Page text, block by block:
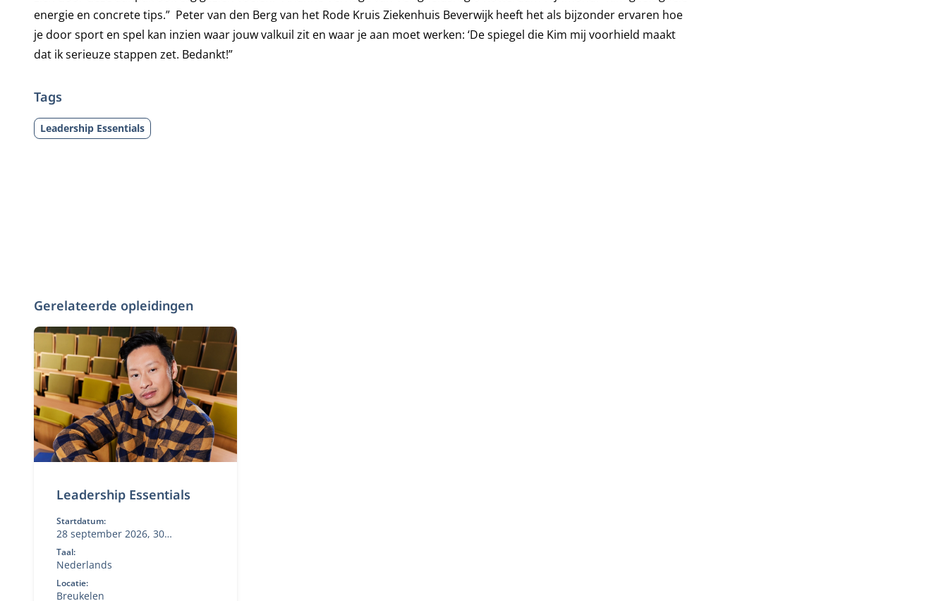
energie en concrete tips.” Peter van den Berg van het Rode Kruis Ziekenhuis Beverwijk heeft het als bijzonder ervaren hoe
je door sport en spel kan inzien waar jouw valkuil zit en waar je aan moet werken: ‘De spiegel die Kim mij voorhield maakt
dat ik serieuze stappen zet. Bedankt!”
Tags
Leadership Essentials
Gerelateerde opleidingen
Leadership Essentials
Startdatum:
28 september 2026, 30
november 2026
Taal:
Nederlands
Locatie:
Breukelen